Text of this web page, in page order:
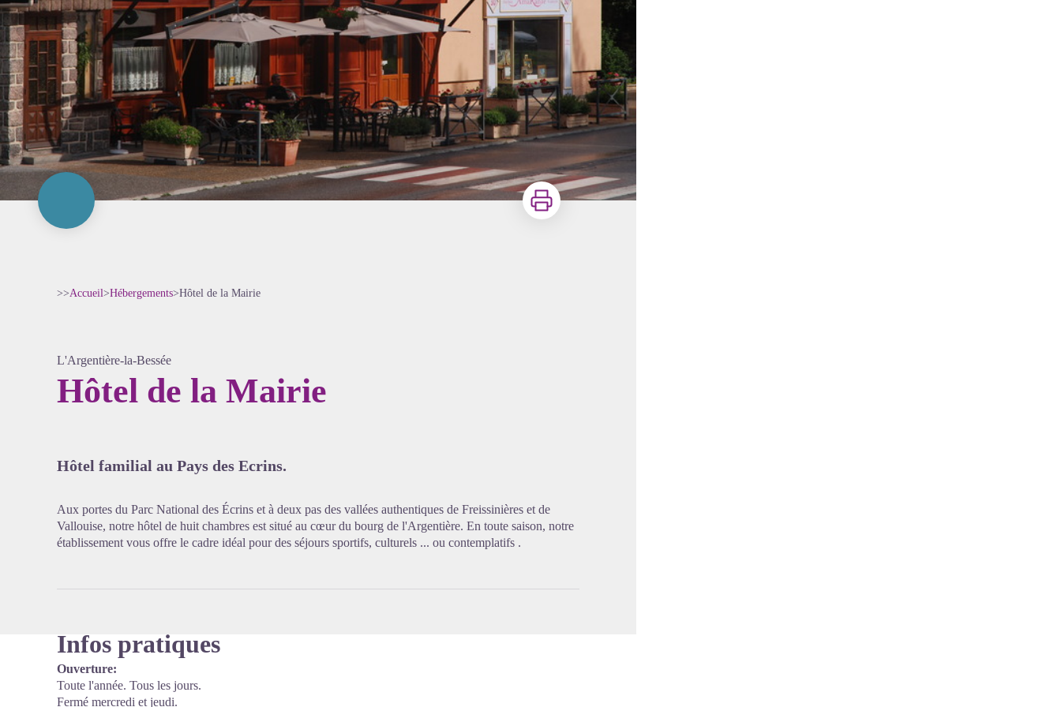
Imprimer
>>Accueil>Hébergements>Hôtel de la Mairie
L'Argentière-la-Bessée
Hôtel de la Mairie
Hôtel familial au Pays des Ecrins.
Aux portes du Parc National des Écrins et à deux pas des vallées authentiques de Freissinières et de
Vallouise, notre hôtel de huit chambres est situé au cœur du bourg de l'Argentière. En toute saison, notre
établissement vous offre le cadre idéal pour des séjours sportifs, culturels ... ou contemplatifs .
Infos pratiques
Ouverture:
Toute l'année. Tous les jours.
Fermé mercredi et jeudi.